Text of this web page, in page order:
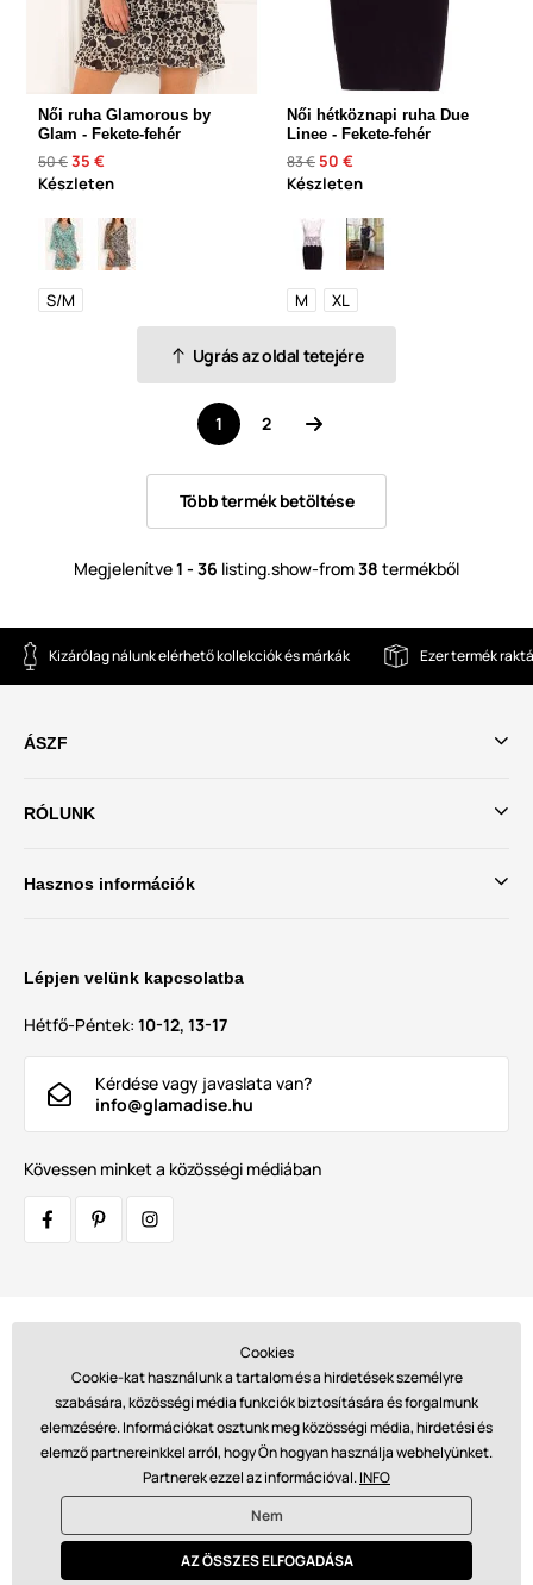
Női ruha Glamorous by
Glam - Fekete-fehér
50 €35 €
Készleten
S/M
Női hétköznapi ruha Due
Linee - Fekete-fehér
83 € 50 €
Készleten
M XL
Ugrás az oldal tetejére
1 2
Több termék betöltése
Megjelenítve1 - 36 listing.show-from38 termékből
Kizárólag nálunk elérhető kollekciók és márkák Ezer termék
ÁSZF
RÓLUNK
Hasznos információk
Lépjen velünk kapcsolatba
Hétfő-Péntek: 10-12, 13-17
Kérdése vagy javaslata van?
info@glamadise.hu
Kövessen minket a közösségi médiában
Fizetések:
© 2026 www.glamadise.hu. Technikailag biztosítjaSimplia s.r.o.
€ - HU
Cookies
Cookie-kat használunk a tartalom és a hirdetések személyre
szabására, közösségi média funkciók biztosítására és forgalmunk
elemzésére. Információkat osztunk meg közösségi média, hirdetési és
elemző partnereinkkel arról, hogy Ön hogyan használja webhelyünket.
Partnerek ezzel az információval.INFO
Nem
AZ ÖSSZES ELFOGADÁSA